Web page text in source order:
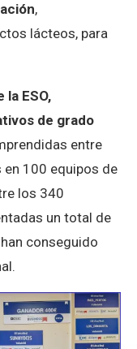
,
lácteos, para
la ESO,
de grado
entre
100 equipos de
los 340
un total de
conseguido